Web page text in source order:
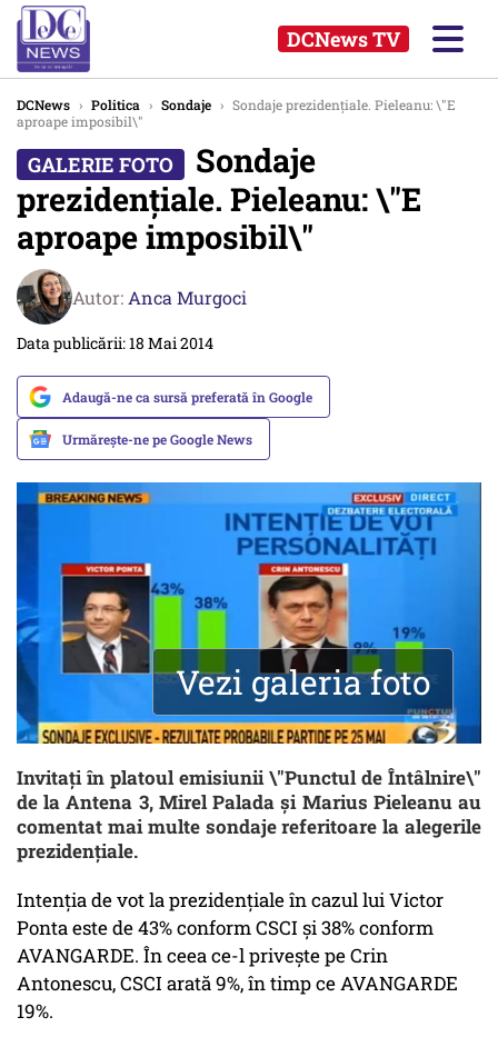
DCNews TV
DCNews › Politica › Sondaje › Sondaje prezidențiale. Pieleanu: \"E
aproape imposibil\"
Sondaje
prezidențiale. Pieleanu: \"E
aproape imposibil\"
Autor: Anca Murgoci
Data publicării: 18 Mai 2014
Adaugă-ne ca sursă preferată în Google
Urmărește-ne pe Google News
Vezi galeria foto
Invitați în platoul emisiunii \"Punctul de Întâlnire\"
de la Antena 3, Mirel Palada și Marius Pieleanu au
comentat mai multe sondaje referitoare la alegerile
prezidențiale.
Intenția de vot la prezidențiale în cazul lui Victor
Ponta este de 43% conform CSCI și 38% conform
AVANGARDE. În ceea ce-l privește pe Crin
Antonescu, CSCI arată 9%, în timp ce AVANGARDE
19%.